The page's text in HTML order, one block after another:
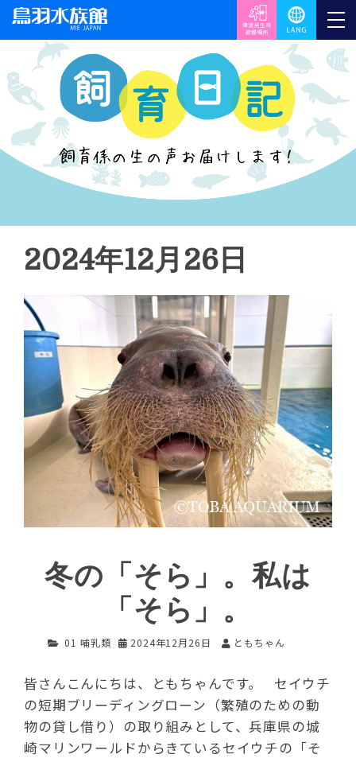
2024年12月26日
冬の「そら」。私は
「そら」。
01 哺乳類 2024年12月26日 ともちゃん
皆さんこんにちは、ともちゃんです。 セイウチ
の短期ブリーディングローン（繁殖のための動
物の貸し借り）の取り組みとして、兵庫県の城
崎マリンワールドからきているセイウチの「そ